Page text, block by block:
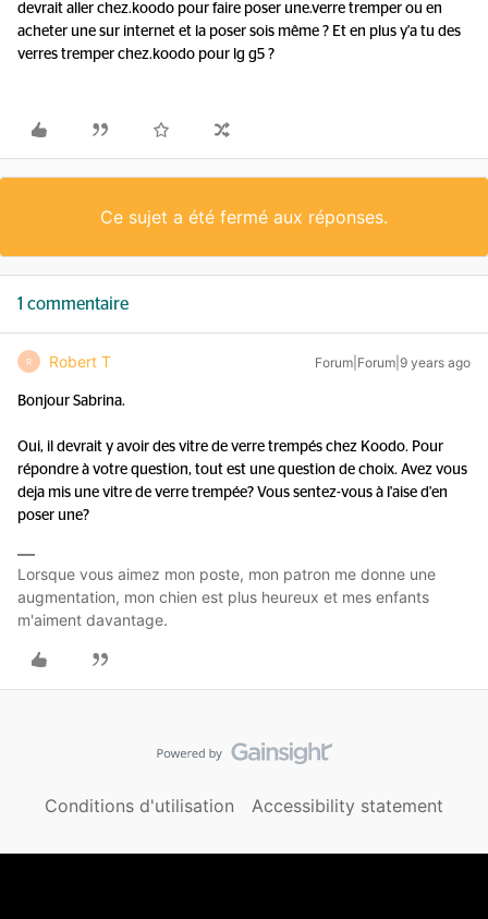
devrait aller chez.koodo pour faire poser une.verre tremper ou en
acheter une sur internet et la poser sois même ? Et en plus y'a tu des
verres tremper chez.koodo pour lg g5 ?
Ce sujet a été fermé aux réponses.
1 commentaire
R Robert T Forum|Forum|9 years ago
Bonjour Sabrina.
Oui, il devrait y avoir des vitre de verre trempés chez Koodo. Pour
répondre à votre question, tout est une question de choix. Avez vous
deja mis une vitre de verre trempée? Vous sentez-vous à l'aise d'en
poser une?
Lorsque vous aimez mon poste, mon patron me donne une
augmentation, mon chien est plus heureux et mes enfants
m'aiment davantage.
Conditions d'utilisation Accessibility statement